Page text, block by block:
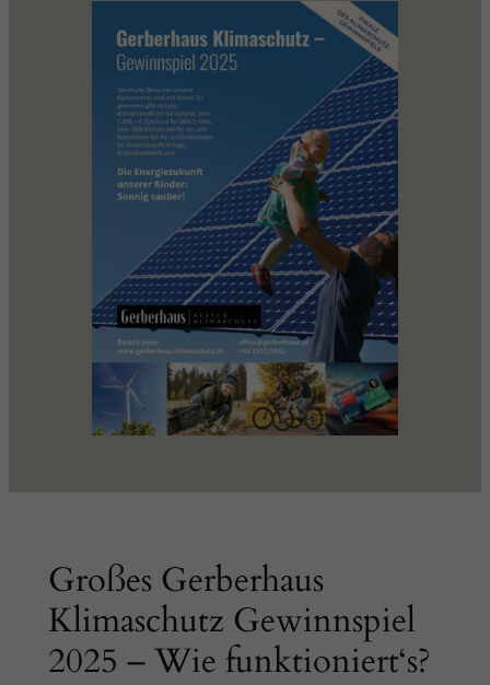
Großes Gerberhaus
Klimaschutz Gewinnspiel
2025 – Wie funktioniert‘s?